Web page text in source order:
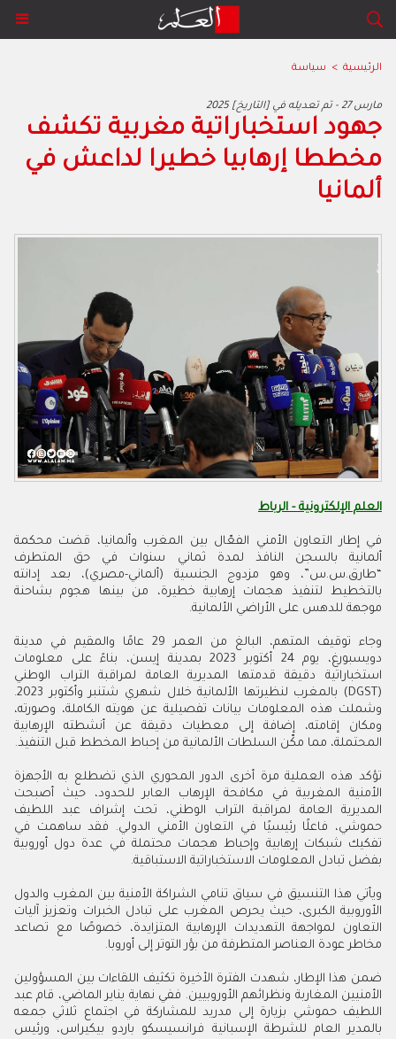
الرئيسية > سياسة
2025 مارس 27 - تم تعديله في [التاريخ]
جهود استخباراتية مغربية تكشف
مخططا إرهابيا خطيرا لداعش في
ألمانيا
العلم الإلكترونية - الرباط
في إطار التعاون الأمني الفعّال بين المغرب وألمانيا، قضت محكمة
ألمانية بالسجن النافذ لمدة ثماني سنوات في حق المتطرف
“طارق.س.س”، وهو مزدوج الجنسية (ألماني-مصري)، بعد إدانته
بالتخطيط لتنفيذ هجمات إرهابية خطيرة، من بينها هجوم بشاحنة
موجهة للدهس على الأراضي الألمانية.
وجاء توقيف المتهم، البالغ من العمر 29 عامًا والمقيم في مدينة
دويسبورغ، يوم 24 أكتوبر 2023 بمدينة إيسن، بناءً على معلومات
استخباراتية دقيقة قدمتها المديرية العامة لمراقبة التراب الوطني
(DGST) بالمغرب لنظيرتها الألمانية خلال شهري شتنبر وأكتوبر 2023.
وشملت هذه المعلومات بيانات تفصيلية عن هويته الكاملة، وصورته،
ومكان إقامته، إضافة إلى معطيات دقيقة عن أنشطته الإرهابية
المحتملة، مما مكّن السلطات الألمانية من إحباط المخطط قبل التنفيذ.
تؤكد هذه العملية مرة أخرى الدور المحوري الذي تضطلع به الأجهزة
الأمنية المغربية في مكافحة الإرهاب العابر للحدود، حيث أصبحت
المديرية العامة لمراقبة التراب الوطني، تحت إشراف عبد اللطيف
حموشي، فاعلًا رئيسيًا في التعاون الأمني الدولي. فقد ساهمت في
تفكيك شبكات إرهابية وإحباط هجمات محتملة في عدة دول أوروبية
بفضل تبادل المعلومات الاستخباراتية الاستباقية.
ويأتي هذا التنسيق في سياق تنامي الشراكة الأمنية بين المغرب والدول
الأوروبية الكبرى، حيث يحرص المغرب على تبادل الخبرات وتعزيز آليات
التعاون لمواجهة التهديدات الإرهابية المتزايدة، خصوصًا مع تصاعد
مخاطر عودة العناصر المتطرفة من بؤر التوتر إلى أوروبا.
ضمن هذا الإطار، شهدت الفترة الأخيرة تكثيف اللقاءات بين المسؤولين
الأمنيين المغاربة ونظرائهم الأوروبيين. ففي نهاية يناير الماضي، قام عبد
اللطيف حموشي بزيارة إلى مدريد للمشاركة في اجتماع ثلاثي جمعه
بالمدير العام للشرطة الإسبانية فرانسيسكو باردو بيكيراس، ورئيس